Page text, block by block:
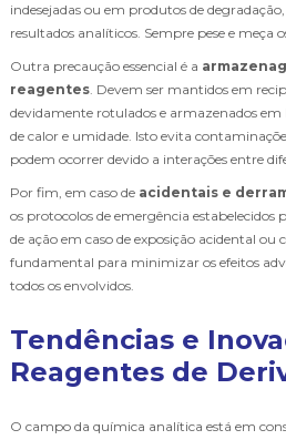
indesejadas ou em produtos de
resultados analíticos. Sempre pese e meça
Outra precaução essencial é a
reagentes. Devem ser mantidos em
devidamente rotulados e armazenados em
de calor e umidade. Isto evita
podem ocorrer devido a interações entre
Por fim, em caso de acidentais e
os protocolos de emergência
de ação em caso de exposição acidental
fundamental para minimizar os efeitos
todos os envolvidos.
Tendências e
Reagentes de
O campo da química analítica está em